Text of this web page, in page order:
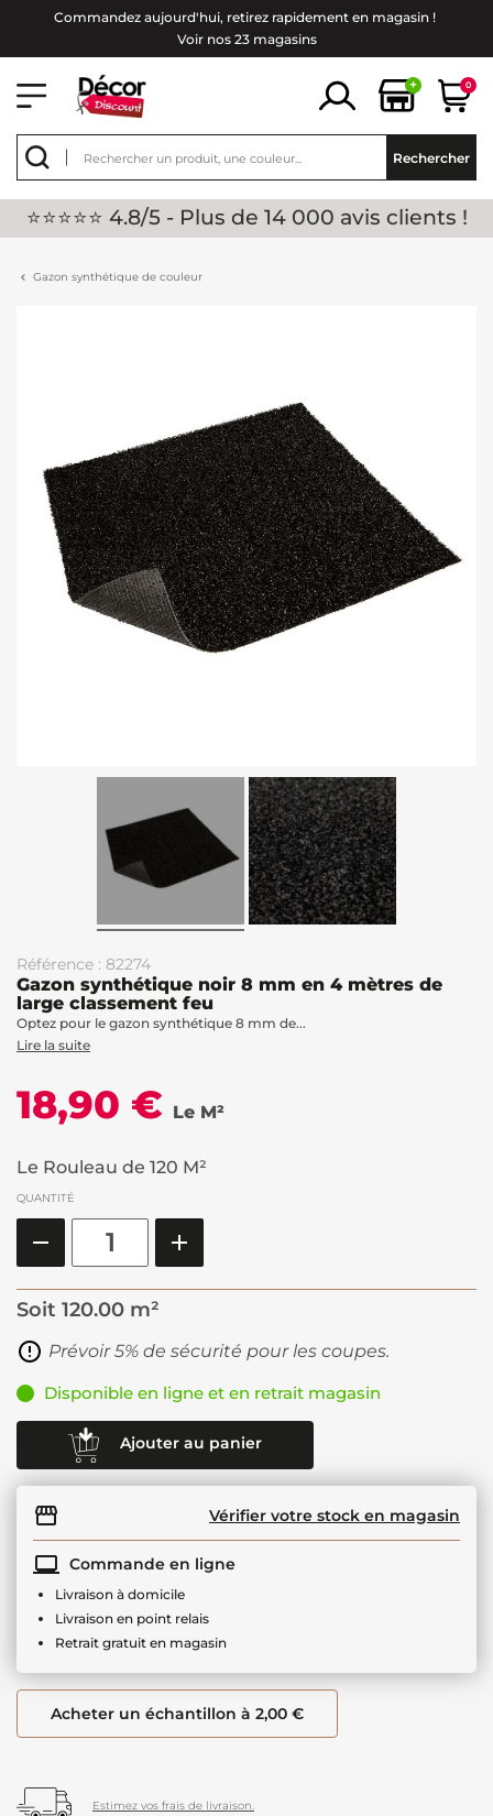
Commandez aujourd'hui, retirez rapidement en magasin !
Voir nos 23 magasins
+ 0
Rechercher
⭐⭐⭐⭐⭐ 4.8/5 - Plus de 14 000 avis clients !
Gazon synthétique de couleur
Référence : 82274
Gazon synthétique noir 8 mm en 4 mètres de
large classement feu
Optez pour le gazon synthétique 8 mm de...
Lire la suite
18,90 € Le M²
Le Rouleau de 120 M²
QUANTITÉ
Soit 120.00 m²
Prévoir 5% de sécurité pour les coupes.
Disponible en ligne et en retrait magasin
Ajouter au panier
Vérifier votre stock en magasin
Commande en ligne
Livraison à domicile
Livraison en point relais
Retrait gratuit en magasin
Acheter un échantillon à 2,00 €
Estimez vos frais de livraison.